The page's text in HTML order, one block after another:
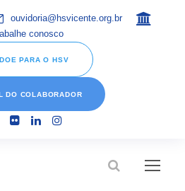
ouvidoria@hsvicente.org.br
conosco
DOE PARA O HSV
DO COLABORADOR